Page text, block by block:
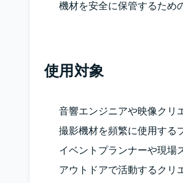
機材を安全に保管するため
使用対象
音響エンジニアや映像クリ
撮影機材を頻繁に使用する
イベントプランナーや現場
アウトドアで活動するクリ